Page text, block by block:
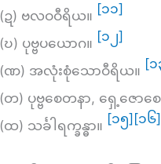
(ဍ) ဗလဝဝီရိယ။ [၁၁]
(ဎ) ပုဗ္ဗပယောဂ။ [၁၂]
(ဏ) အလုံးစုံသောဝီရိယ။ [၁
(တ) ပုဗ္ဗစေတနာ, ရှေ့ဇော
(ထ) သင်္ခါရက္ခန္ဓာ။ [၁၅] [၁၆]